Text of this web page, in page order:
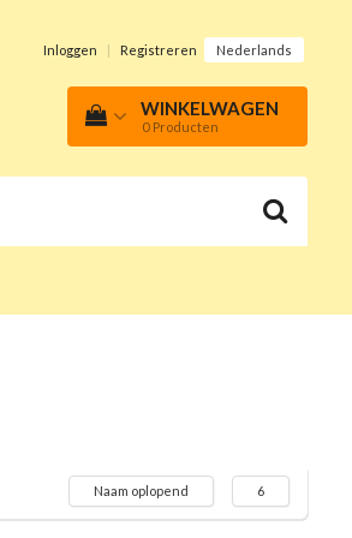
Inloggen | Registreren Nederlands
WINKELWAGEN
0 Producten
Naam oplopend 6